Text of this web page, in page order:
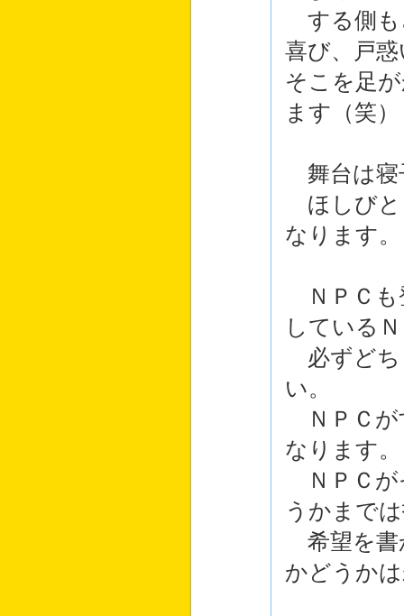
する側も
喜び、戸
そこを足
ます（笑）
舞台は寝
ほしびと
なります。
ＮＰＣも
している
必ずどち
い。
ＮＰＣが
なります。
ＮＰＣが
うかまで
希望を書
かどうか